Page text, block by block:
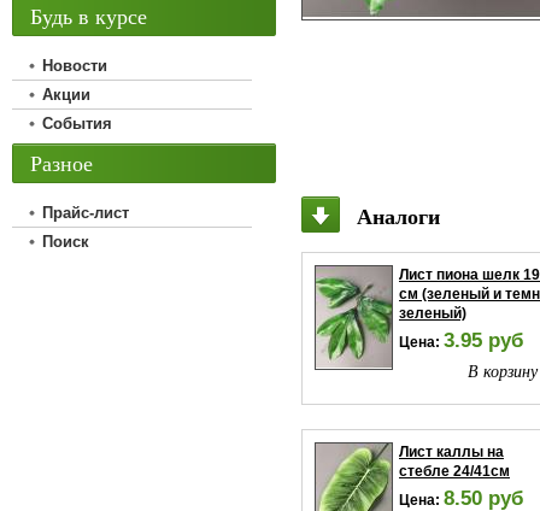
Аналоги
Лист пиона шелк 19
см (зеленый и
зеленый)
Цена: 3.95 руб
В
Лист каллы на
стебле 24/41см
Цена: 8.50 руб
Будь в курсе
Новости
Акции
События
Разное
Прайс-лист
Поиск